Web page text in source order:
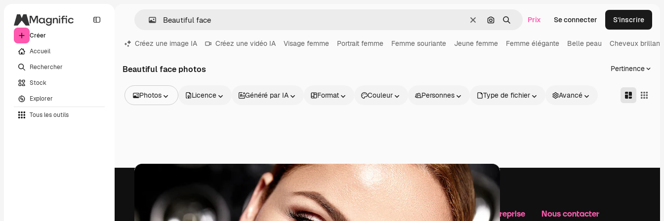
Créer
Accueil
Rechercher
Stock
Explorer
Tous les outils
EffacerRechercher par image
Rechercher
Prix Se connecter S’inscrire
Créez une image IA Créez une vidéo IA Visage femme Portrait femme Femme souriante Jeune femme Femme élégante Belle peau Cheveux
Beautiful face photos Pertinence
Photos
Vidéos
Modèles 3D
Polices
Licence Généré par IA Format Couleur Personnes Type de fichier Avancé
Produits Commencer Notre entreprise Nous contacter